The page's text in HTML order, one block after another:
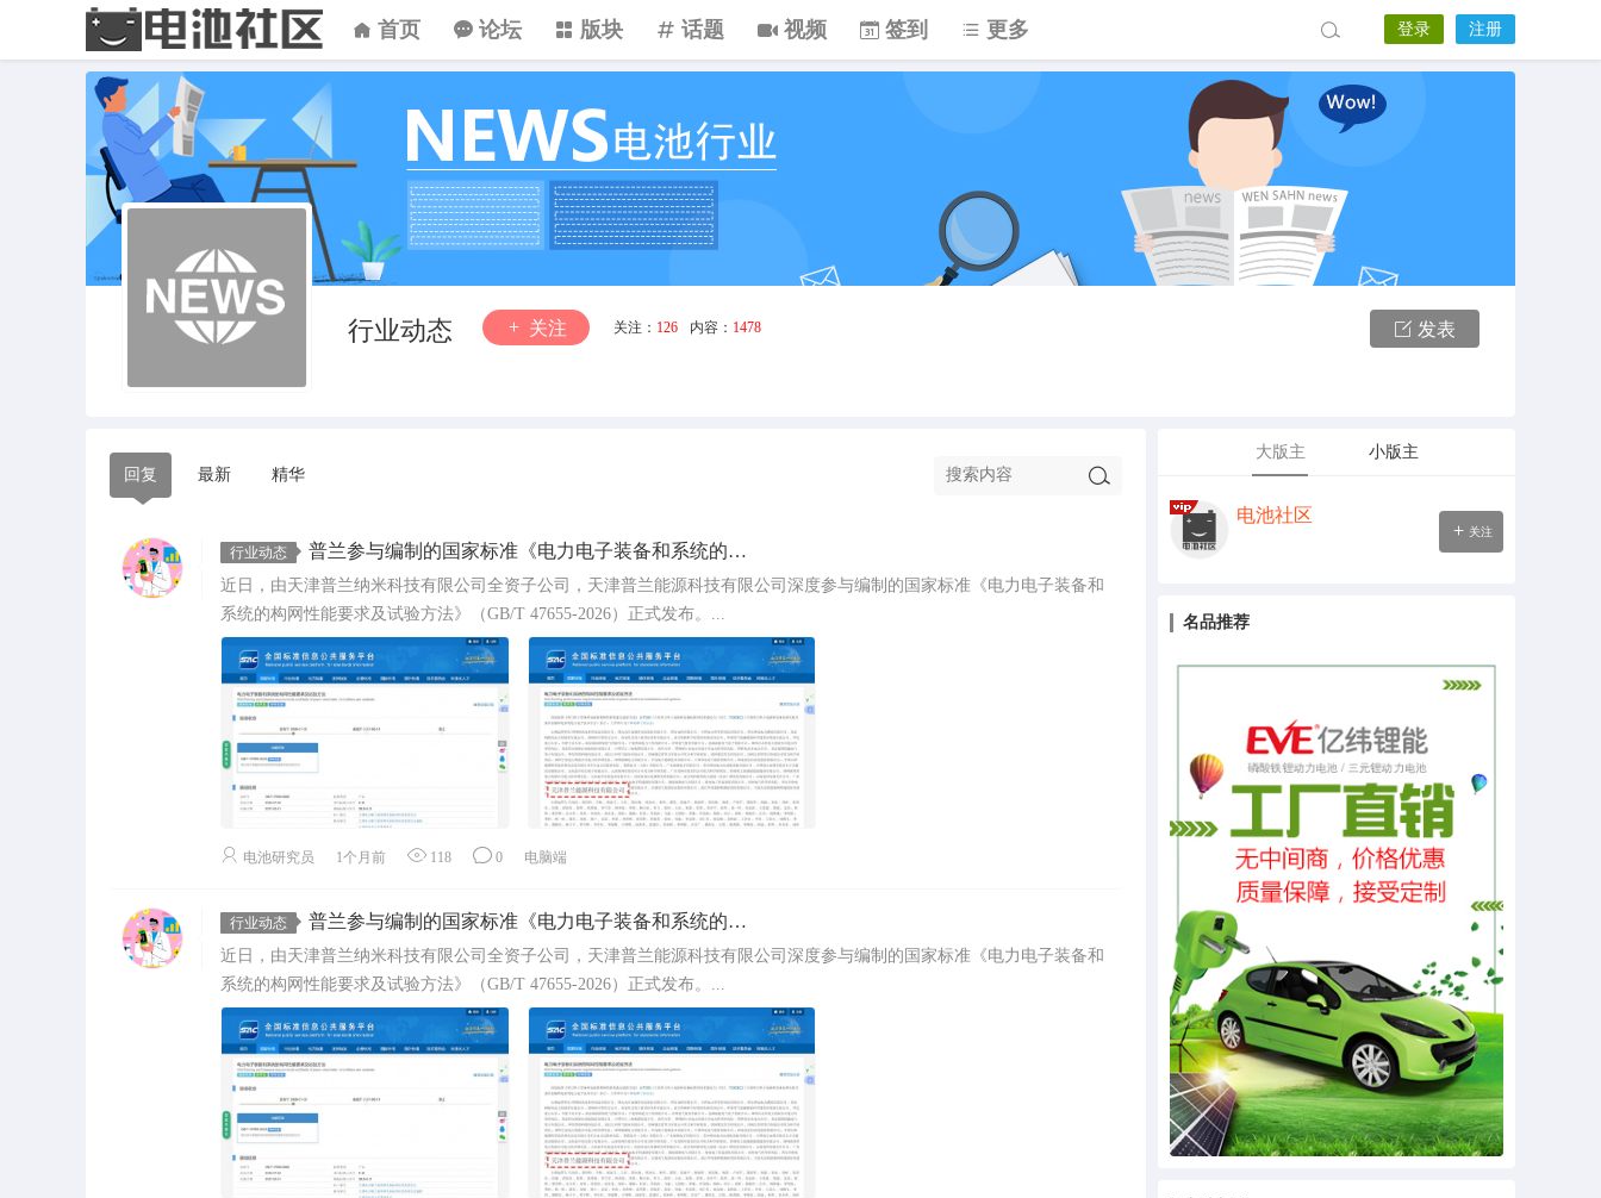
首页 论坛 版块 话题 视频 签到 更多 登录 注册
行业动态 关注 关注： 126 内容： 1478 发表
大版主 小版主
电池社区
关注
名品推荐
回复 最新 精华
行业动态 普兰参与编制的国家标准《电力电子装备和系统的构网性能要求及试验方法》正式发布
近日，由天津普兰纳米科技有限公司全资子公司，天津普兰能源科技有限公司深度参与编制的国家标准《电力电子装备和
系统的构网性能要求及试验方法》（GB/T 47655-2026）正式发布。...
电池研究员 1个月前 118 0 电脑端
行业动态 普兰参与编制的国家标准《电力电子装备和系统的构网性能要求及试验方法》正式发布
近日，由天津普兰纳米科技有限公司全资子公司，天津普兰能源科技有限公司深度参与编制的国家标准《电力电子装备和
系统的构网性能要求及试验方法》（GB/T 47655-2026）正式发布。...